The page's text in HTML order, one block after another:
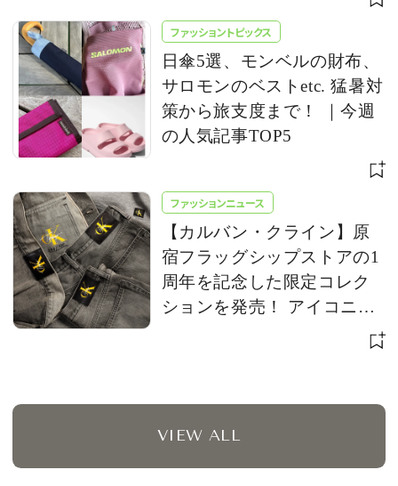
ファッショントピックス
日傘5選、モンベルの財布、
サロモンのベストetc. 猛暑対
策から旅支度まで！ ｜今週
の人気記事TOP5
ファッションニュース
【カルバン・クライン】原
宿フラッグシップストアの1
周年を記念した限定コレク
ションを発売！ アイコニッ
クな「CK」ロゴをアップデ
VIEW ALL